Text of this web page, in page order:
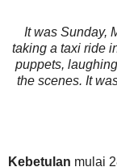
It was Sunday,
taking a taxi ride
puppets,
the scenes. It
Kebetulan mulai